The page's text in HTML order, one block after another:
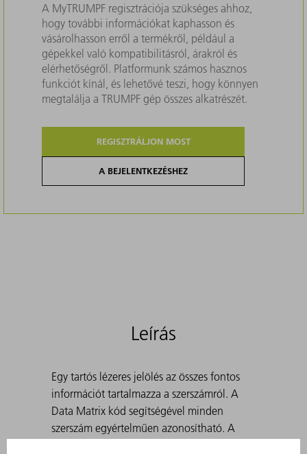
A MyTRUMPF regisztrációja szükséges ahhoz,
hogy további információkat kaphasson és
vásárolhasson erről a termékről, például a
gépekkel való kompatibilitásról, árakról és
elérhetőségről. Platformunk számos hasznos
funkciót kínál, és lehetővé teszi, hogy könnyen
megtalálja a TRUMPF gép összes alkatrészét.
REGISZTRÁLJON MOST
A BEJELENTKEZÉSHEZ
Leírás
Egy tartós lézeres jelölés az összes fontos
információt tartalmazza a szerszámról. A
Data Matrix kód segítségével minden
szerszám egyértelműen azonosítható. A